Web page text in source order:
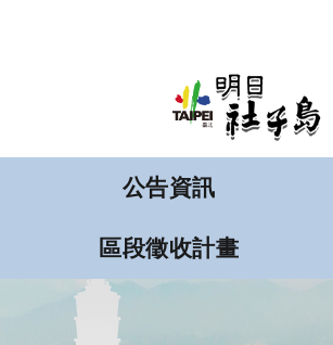
公告資訊
區段徵收計畫